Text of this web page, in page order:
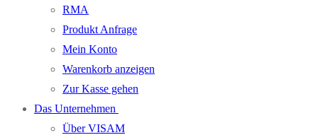
RMA
Produkt Anfrage
Mein Konto
Warenkorb anzeigen
Zur Kasse gehen
Das Unternehmen
Über VISAM